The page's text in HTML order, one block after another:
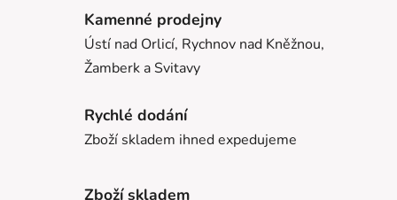
Kamenné prodejny
Ústí nad Orlicí, Rychnov nad Kněžnou,
Žamberk a Svitavy
Rychlé dodání
Zboží skladem ihned expedujeme
Zboží skladem